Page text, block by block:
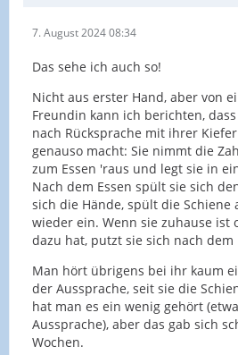
7. August 2024 08:34
Das sehe ich auch so!
Nicht aus erster Hand, aber von
Freundin kann ich berichten,
nach Rücksprache mit ihrer
genauso macht: Sie nimmt die
zum Essen 'raus und legt sie in
Nach dem Essen spült sie sich
sich die Hände, spült die Schiene
wieder ein. Wenn sie zuhause ist
dazu hat, putzt sie sich nach dem
Man hört übrigens bei ihr kaum
der Aussprache, seit sie die
hat man es ein wenig gehört
Aussprache), aber das gab sich
Wochen.